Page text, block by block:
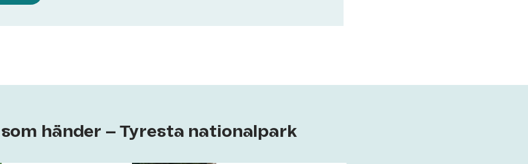
händer – Tyresta nationalpark